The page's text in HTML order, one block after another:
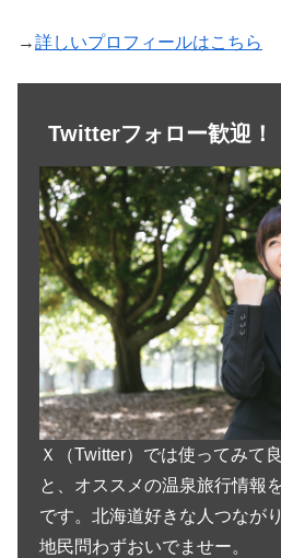
→詳しいプロフィールはこちら
Twitterフォロー歓迎！
Ｘ（Twitter）では使ってみて
と、オススメの温泉旅行情報
です。北海道好きな人つなが
地民問わずおいでませー。